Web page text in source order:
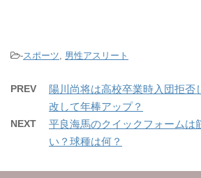
-スポーツ, 男性アスリート
PREV
陽川尚将は高校卒業時入団拒否
改して年棒アップ？
NEXT
平良海馬のクイックフォームは
い？球種は何？